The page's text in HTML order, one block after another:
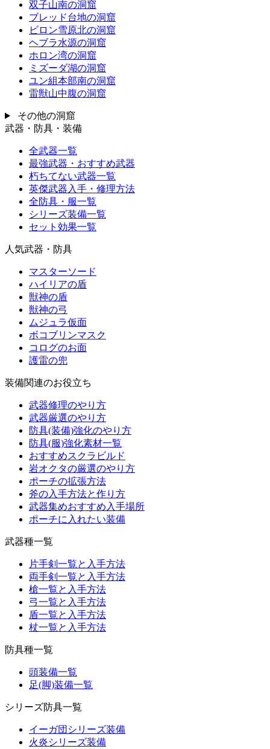
双子山南の洞窟
ブレッド台地の洞窟
ビロン雪原北の洞窟
ヘブラ水源の洞窟
ホロン湾の洞窟
ミズーダ湖の洞窟
ユン組本部南の洞窟
雷獣山中腹の洞窟
その他の洞窟
武器・防具・装備
全武器一覧
最強武器・おすすめ武器
朽ちてない武器一覧
英傑武器入手・修理方法
全防具・服一覧
シリーズ装備一覧
セット効果一覧
人気武器・防具
マスターソード
ハイリアの盾
獣神の盾
獣神の弓
ムジュラ仮面
ボコブリンマスク
コログのお面
護雷の兜
装備関連のお役立ち
武器修理のやり方
武器厳選のやり方
防具(装備)強化のやり方
防具(服)強化素材一覧
おすすめスクラビルド
岩オクタの厳選のやり方
ポーチの拡張方法
斧の入手方法と作り方
武器集めおすすめ入手場所
ポーチに入れたい装備
武器種一覧
片手剣一覧と入手方法
両手剣一覧と入手方法
槍一覧と入手方法
弓一覧と入手方法
盾一覧と入手方法
杖一覧と入手方法
防具種一覧
頭装備一覧
足(脚)装備一覧
シリーズ防具一覧
イーガ団シリーズ装備
火炎シリーズ装備